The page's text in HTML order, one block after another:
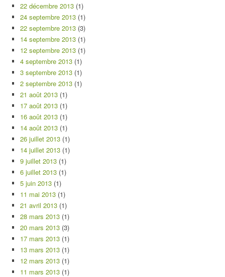
22 décembre 2013 (1)
24 septembre 2013 (1)
22 septembre 2013 (3)
14 septembre 2013 (1)
12 septembre 2013 (1)
4 septembre 2013 (1)
3 septembre 2013 (1)
2 septembre 2013 (1)
21 août 2013 (1)
17 août 2013 (1)
16 août 2013 (1)
14 août 2013 (1)
26 juillet 2013 (1)
14 juillet 2013 (1)
9 juillet 2013 (1)
6 juillet 2013 (1)
5 juin 2013 (1)
11 mai 2013 (1)
21 avril 2013 (1)
28 mars 2013 (1)
20 mars 2013 (3)
17 mars 2013 (1)
13 mars 2013 (1)
12 mars 2013 (1)
11 mars 2013 (1)